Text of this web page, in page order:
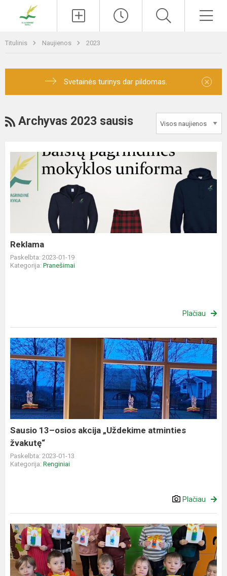
Titulinis Naujienos 2023
Svetainės turinys dar pildomas. ×
RSS
Archyvas 2023 sausis
Reklama
Reklama
Paskelbta: 2023-01-19
Kategorija: Pranešimai
Plačiau
Sausio
13–
osios
akcija
„Uždekime
atminties
žvakutę“
Sausio 13–osios akcija „Uždekime atminties
žvakutę“
Paskelbta: 2023-01-13
Kategorija: Renginiai
Plačiau
Sausio
13–
osios
akcija